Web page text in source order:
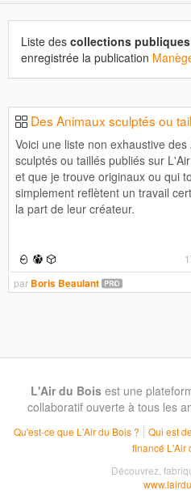
Liste des collections publiques
enregistrée la publication
Des Animaux sculptés ou
Voici une liste non exhaustive des
sculptés ou taillés publiés sur
et que je trouve originaux ou qui
simplement reflètent un travail
la part de leur créateur.
par Boris Beaulant
L'Air du Bois est une
collaboratif ouverte à tous les
Qu'est-ce que L'Air du Bois ? Qui est
financé L'Air
Découvrez,